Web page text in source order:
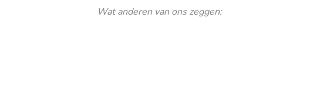
Wat anderen van ons zeggen: